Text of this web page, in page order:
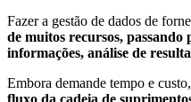
Fazer a gestão de dados de
de muitos recursos, passando
informações, análise de
Embora demande tempo e